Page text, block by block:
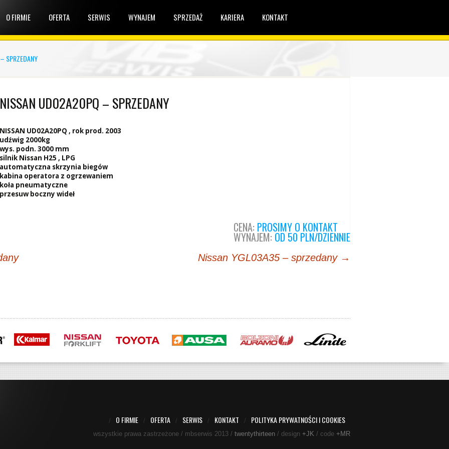
O FIRMIE OFERTA SERWIS WYNAJEM SPRZEDAŻ KARIERA KONTAKT
SPRZEDANY
NISSAN UD02A20PQ – SPRZEDANY
NISSAN UD02A20PQ , rok prod. 2003
udźwig 2000kg
wys. podn. 3000 mm
silnik Nissan H25 , LPG
automatyczna skrzynia biegów
kabina operatora z ogrzewaniem
koła pneumatyczne
przesuw boczny wideł
CENA: PROSIMY O KONTAKT
WYNAJEM: OD 50 PLN/DZIENNIE
Nissan YGL03A35 – sprzedany →
/ O FIRMIE / OFERTA / SERWIS / KONTAKT / POLITYKA PRYWATNOŚCI I COOKIES
wszystkie prawa zastrzeżone / mbserwis 2013 / twentythirteen / design +JK / code +MR